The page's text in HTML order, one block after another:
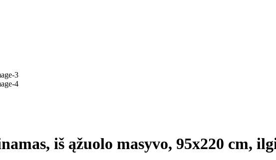
iš ąžuolo masyvo, 95x220 cm,